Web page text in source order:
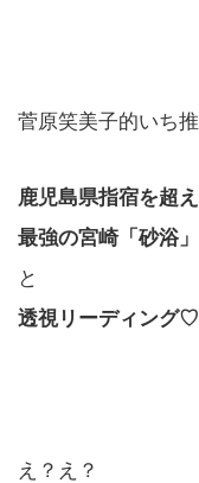
菅原笑美子的いち
鹿児島県指宿を超え
最強の宮崎「砂浴」
と
透視リーディング♡
え？え？